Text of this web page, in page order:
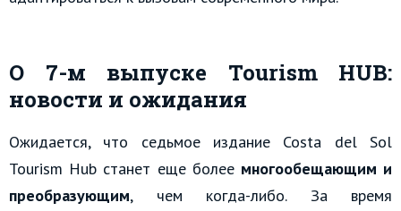
О 7-м выпуске Tourism HUB:
новости и ожидания
Ожидается, что седьмое издание Costa del Sol
Tourism Hub станет еще более многообещающим и
преобразующим, чем когда-либо. За время